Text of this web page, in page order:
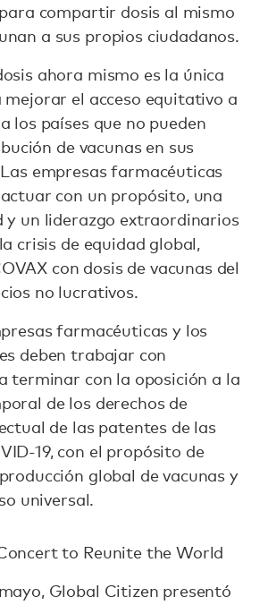
compartir dosis al mismo
a sus propios ciudadanos.
ahora mismo es la única
el acceso equitativo a
los países que no pueden
de vacunas en sus
empresas farmacéuticas
con un propósito, una
y un liderazgo extraordinarios
crisis de equidad global,
con dosis de vacunas del
no lucrativos.
farmacéuticas y los
deben trabajar con
terminar con la oposición a la
de los derechos de
de las patentes de las
19, con el propósito de
global de vacunas y
universal.
to Reunite the World
Global Citizen presentó